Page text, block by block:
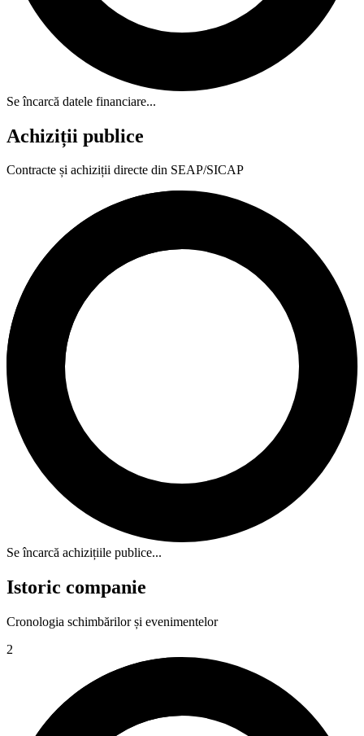
Se încarcă datele financiare...
Achiziții publice
Contracte și achiziții directe din SEAP/SICAP
Se încarcă achizițiile publice...
Istoric companie
Cronologia schimbărilor și evenimentelor
2